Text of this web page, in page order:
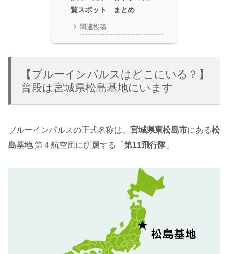
覧スポット まとめ
関連投稿:
【ブルーインパルスはどこにいる？】
普段は宮城県松島基地にいます
ブルーインパルスの正式名称は、 宮城県東松島市にある松
島基地第４航空団に所属する「 第11飛行隊」